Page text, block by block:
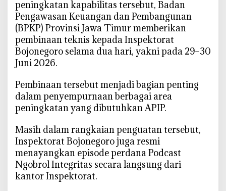
peningkatan kapabilitas tersebut, Badan
Pengawasan Keuangan dan Pembangunan
(BPKP) Provinsi Jawa Timur memberikan
pembinaan teknis kepada Inspektorat
Bojonegoro selama dua hari, yakni pada 29–30
Juni 2026.
‎Pembinaan tersebut menjadi bagian penting
dalam penyempurnaan berbagai area
peningkatan yang dibutuhkan APIP.
‎Masih dalam rangkaian penguatan tersebut,
Inspektorat Bojonegoro juga resmi
menayangkan episode perdana Podcast
Ngobrol Integritas secara langsung dari
kantor Inspektorat.